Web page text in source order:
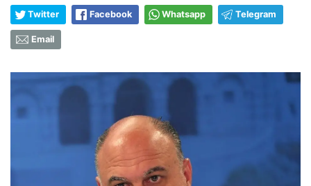
Twitter Facebook Whatsapp Telegram
Email